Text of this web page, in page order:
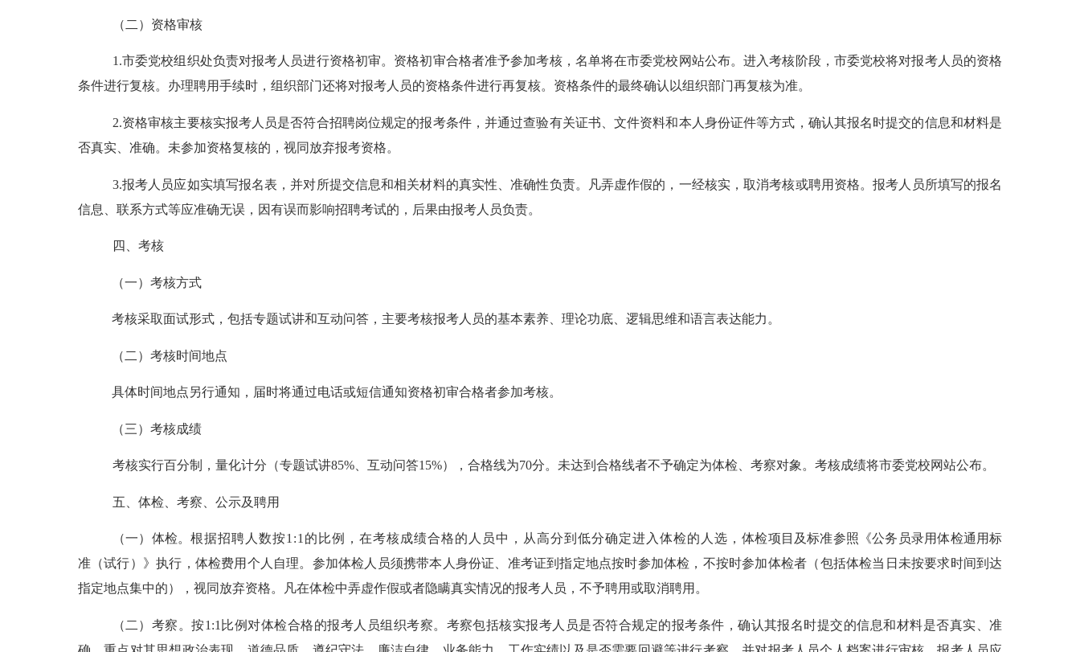
（二）资格审核
1.市委党校组织处负责对报考人员进行资格初审。资格初审合格者准予参加考核，名单将在市委党校网站公布。进入考核阶段，市委党校将对报考人员的资格
条件进行复核。办理聘用手续时，组织部门还将对报考人员的资格条件进行再复核。资格条件的最终确认以组织部门再复核为准。
2.资格审核主要核实报考人员是否符合招聘岗位规定的报考条件，并通过查验有关证书、文件资料和本人身份证件等方式，确认其报名时提交的信息和材料是
否真实、准确。未参加资格复核的，视同放弃报考资格。
3.报考人员应如实填写报名表，并对所提交信息和相关材料的真实性、准确性负责。
凡弄虚作假的，一经核实，取消考核或聘用资格。报考人员所填写的报名
信息、联系方式等应准确无误，因有误而影响招聘考试的，后果由报考人员负责。
四、考核
（一）考核方式
考核采取面试形式，包括专题试讲和互动问答，主要考核报考人员的基本素养、理论功底、逻辑思维和语言表达能力。
（二）考核时间地点
具体时间地点另行通知，届时将通过电话或短信通知资格初审合格者参加考核。
（三）考核成绩
考核实行百分制，量化计分（专题试讲85%、互动问答15%），合格线为70分。未达到合格线者不予确定为体检、考察对象。考核成绩将市委党校网站公布。
五 、体检、考察、公示及聘用
（一） 体检。根据招聘人数按1:1的比例，在考核成绩合格的人员中，从高分到低分确定进入体检的人选，体检项目及标准参照《公务员录用体检通用标
准（试行）》执行 ， 体检费用个人自理。参加体检人员须携带本人身份证、准考证到指定地点按时参加体检，不按时参加体检者（包括体检当日未按要求时间到达
指定地点集中的），视同放弃资格。凡在体检中弄虚作假或者隐瞒真实情况的报考人员，不予聘用或取消聘用。
（二） 考察。按1:1比例对体检合格的报考人员组织考察。考察包括核实报考人员是否符合规定的报考条件，确认其报名时提交的信息和材料是否真实、准